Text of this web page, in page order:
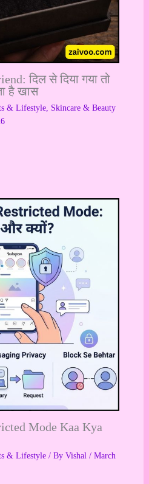
दिल से दिया गया तो
है खास
& Lifestyle, Skincare & Beauty
Mode Kaa Kya
& Lifestyle/ By Vishal / March